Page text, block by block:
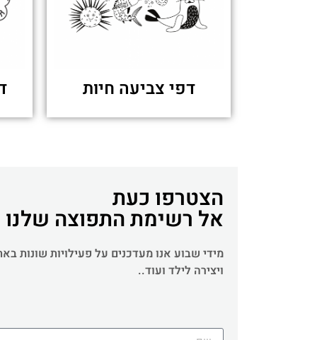
דפי צביעה חיות
הצטרפו כעת
אל רשימת התפוצה שלנו
מידי שבוע אנו מעדכנים על פעילויות שונות
ויצירה לילד ועוד..